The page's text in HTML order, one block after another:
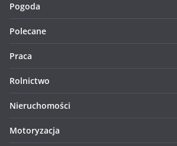
Pogoda
Polecane
Praca
Rolnictwo
Nieruchomości
Motoryzacja